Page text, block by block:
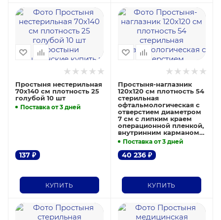
Простыня нестерильная
70х140 см плотность 25
голубой 10 шт
Поставка от 3 дней
137 ₽
КУПИТЬ
Простыня-наглазник
120х120 см плотность 54
стерильная
офтальмологическая с
отверстием диаметром
7 см с липким краем
операционной пленкой,
внутринним карманом
п/э с держателем
сантейс 100 шт
Поставка от 3 дней
40 236₽
КУПИТЬ